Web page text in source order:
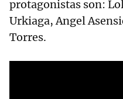
protagonistas son:
Urkiaga, Angel
Torres.